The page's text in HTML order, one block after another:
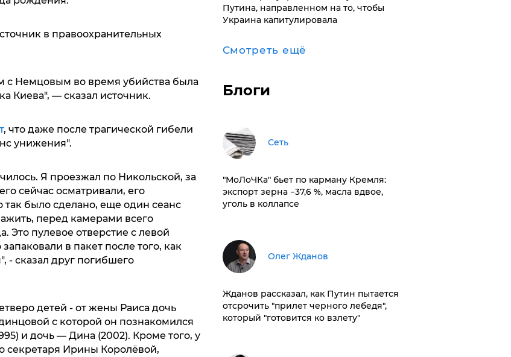
в правоохранительных
Немцовым во время убийства была
Киева", — сказал источник.
, что даже после трагической гибели
унижения".
Я проезжал по Никольской, за
сейчас осматривали, его
так было сделано, еще один сеанс
перед камерами всего
Это пулевое отверстие с левой
в пакет после того, как
- сказал друг погибшего
детей - от жены Раиса дочь
с которой он познакомился
и дочь — Дина (2002). Кроме того, у
секретаря Ирины Королёвой,
Путина, направленном на то, чтобы
Украина капитулировала
Смотреть ещё
Блоги
Сеть
​"МоЛоЧКа" бьет по карману Кремля:
экспорт зерна −37,6 %, масла вдвое,
уголь в коллапсе
Олег Жданов
Жданов рассказал, как Путин пытается
отсрочить "прилет черного лебедя",
который "готовится ко взлету"